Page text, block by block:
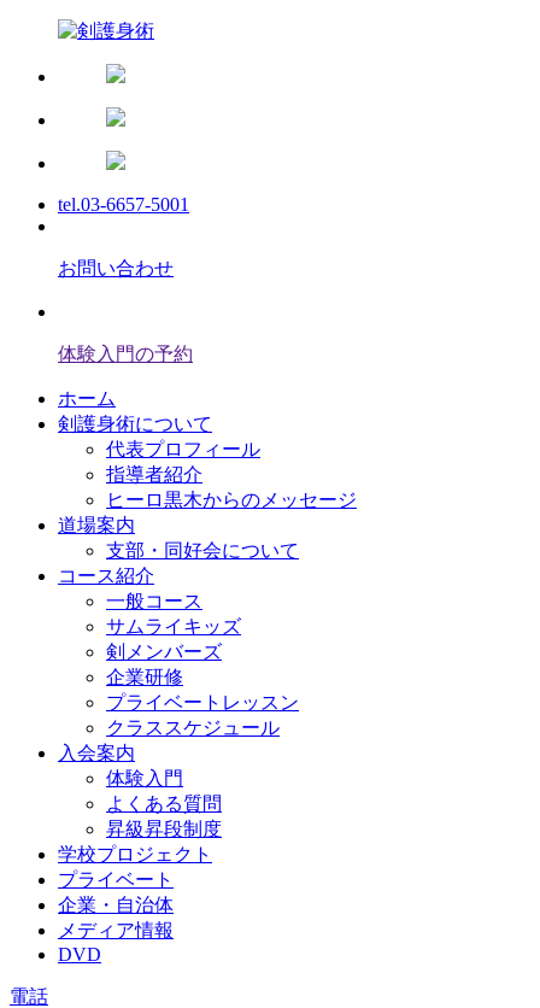
tel.03-6657-5001
お問い合わせ
体験入門の予約
ホーム
剣護身術について
代表プロフィール
指導者紹介
ヒーロ黒木からのメッセージ
道場案内
支部・同好会について
コース紹介
一般コース
サムライキッズ
剣メンバーズ
企業研修
プライベートレッスン
クラススケジュール
入会案内
体験入門
よくある質問
昇級昇段制度
学校プロジェクト
プライベート
企業・自治体
メディア情報
DVD
電話